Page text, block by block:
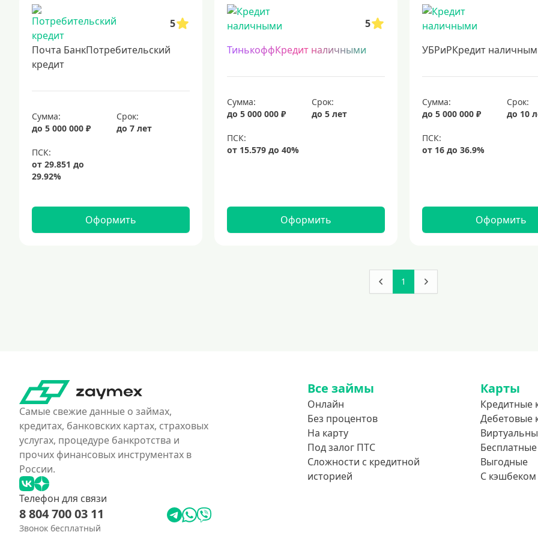
5
Почта БанкПотребительский
кредит
Сумма:
до 5 000 000 ₽
Срок:
до 7 лет
Оформить
5
ТинькоффКредит наличными
Сумма:
до 5 000 000 ₽
Срок:
до 5 лет
Оформить
УБРиРКредит
Сумма:
до 5 000 000 ₽
Срок:
до 10
Оформить
1
Самые свежие данные о займах,
кредитах, банковских картах, страховых
услугах, процедуре банкротства и
прочих финансовых инструментах в
России.
Телефон для связи
8 804 700 03 11
Звонок бесплатный
Все займы
Онлайн
Без процентов
На карту
Под залог ПТС
Сложности с кредитной
историей
Карты
Кредитные
Дебетовые
Бесплатные
Выгодные
С кэшбеком